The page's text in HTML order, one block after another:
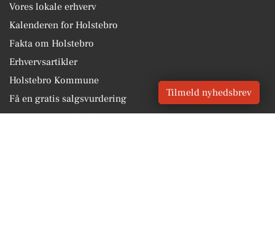
Vores lokale erhverv
Kalenderen for Holstebro
Fakta om Holstebro
Erhvervsartikler
Holstebro Kommune
Få en gratis salgsvurdering
Sponsoreret indhold
Tilmeld nyhedsbrev